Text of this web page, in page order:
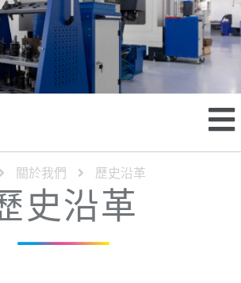
關於我們 歷史沿革
史沿革